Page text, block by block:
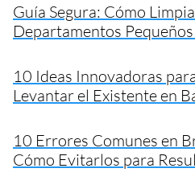
Guía Segura: Cómo
Departamentos
10 Ideas Innovadoras
Levantar el Existente en
10 Errores Comunes en
Cómo Evitarlos para